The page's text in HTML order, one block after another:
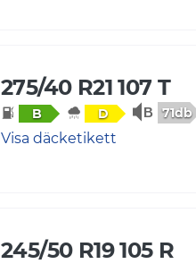
275/40 R21 107 T
B D 71db
Visa däcketikett
245/50 R19 105 R